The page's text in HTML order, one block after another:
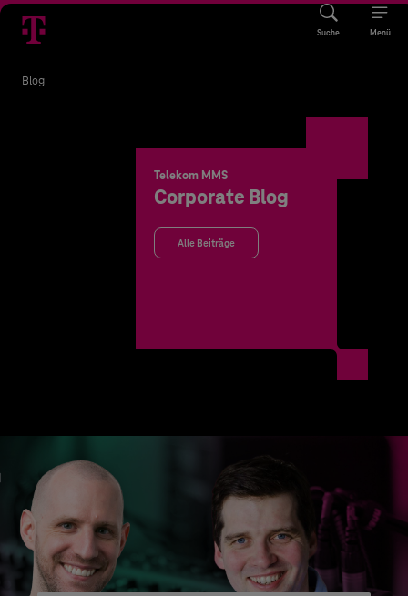
Suche Menü
Blog
Telekom MMS
Corporate Blog
Alle Beiträge